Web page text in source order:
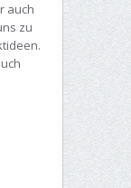
auch
zu